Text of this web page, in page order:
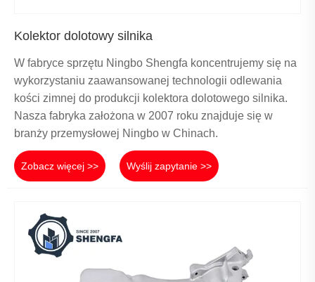
Kolektor dolotowy silnika
W fabryce sprzętu Ningbo Shengfa koncentrujemy się na
wykorzystaniu zaawansowanej technologii odlewania
kości zimnej do produkcji kolektora dolotowego silnika.
Nasza fabryka założona w 2007 roku znajduje się w
branży przemysłowej Ningbo w Chinach.
Zobacz więcej >> Wyślij zapytanie >>